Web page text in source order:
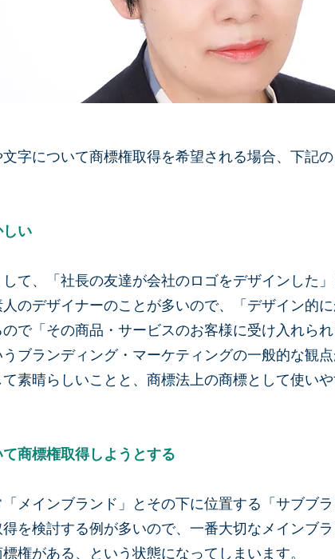
字について商標権取得を希望される場合、下記
い
て、「社長の友達が会社のロゴをデザインした」
人のデザイナーのことが多いので、「デザイン的
で「その商品・サービスのお客様に受け入れら
ブランディング・マーケティングの一般的な観点
素晴らしいことと、商標法上の商標として使い
商標権取得しようとする
メインブランド」とその下に位置する「サブブ
を検討する例が多いので、一番大切なメインブ
権がある、という状態になってしまいます。